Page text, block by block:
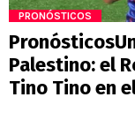
PRONÓSTICOS
Palestino: el
Tino Tino en